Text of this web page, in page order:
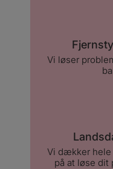
Vi løser
Vi dækker hele
på at løse dit